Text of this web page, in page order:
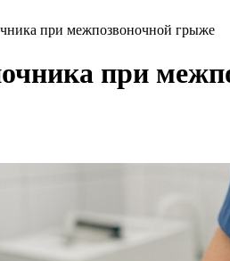
при межпозвоночной грыже
при